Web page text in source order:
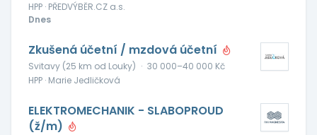
HPP · PŘEDVÝBĚR.CZ a.s.
Dnes
Zkušená účetní / mzdová účetní
Svitavy (25 km od Louky) · 30 000–40 000 Kč
HPP · Marie Jedličková
ELEKTROMECHANIK - SLABOPROUD
(ž/m)